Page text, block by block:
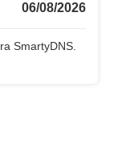
06/08/2026
SmartyDNS.